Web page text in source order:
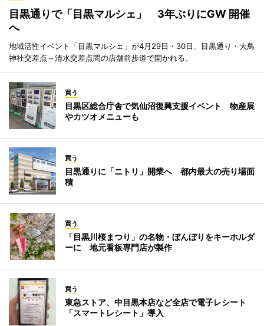
目黒通りで「目黒マルシェ」 3年ぶりにGW 開催
へ
地域活性イベント「目黒マルシェ」が4月29日・30日、目黒通り・大鳥
神社交差点～清水交差点間の店舗前歩道で開かれる。
買う
目黒区総合庁舎で気仙沼復興支援イベント 物産展
やカツオメニューも
買う
目黒通りに「ニトリ」開業へ 都内最大の売り場面
積
買う
「目黒川桜まつり」の名物・ぼんぼりをキーホルダ
ーに 地元看板専門店が製作
買う
東急ストア、中目黒本店など全店で電子レシート
「スマートレシート」導入